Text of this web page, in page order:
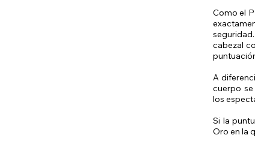
Como el
cabezal
A
cuerpo
los
Si la
Oro en la